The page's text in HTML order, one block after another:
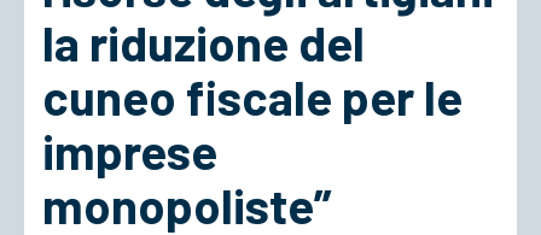
ACCEDI
la riduzione del
cuneo fiscale per le
imprese
monopoliste”